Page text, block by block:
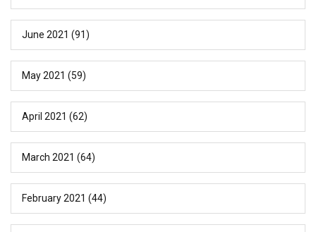
June 2021 (91)
May 2021 (59)
April 2021 (62)
March 2021 (64)
February 2021 (44)